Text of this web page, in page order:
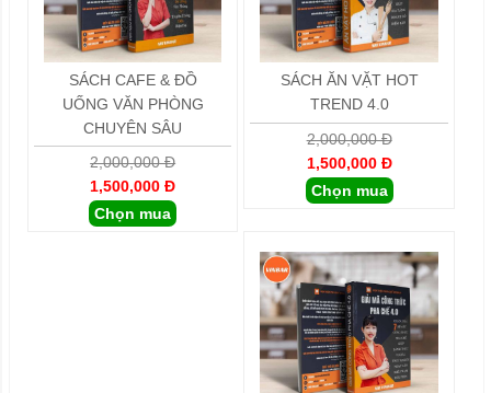
SÁCH CAFE & ĐỒ
UỐNG VĂN PHÒNG
CHUYÊN SÂU
2,000,000 Đ
1,500,000 Đ
Chọn mua
SÁCH ĂN VẶT HOT
TREND 4.0
2,000,000 Đ
1,500,000 Đ
Chọn mua